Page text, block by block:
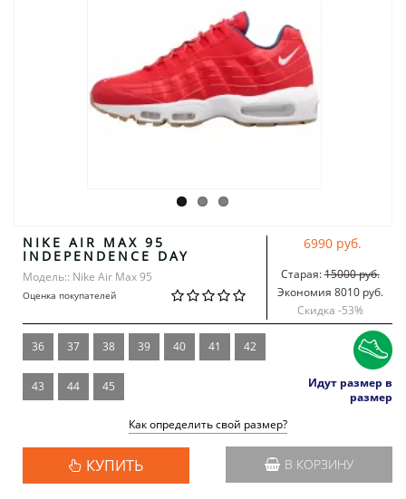
NIKE AIR MAX 95
INDEPENDENCE DAY
Модель:: Nike Air Max 95
Оценка покупателей
6990 руб.
Старая:15000 руб.
Экономия 8010 руб.
Скидка -53%
36 37 38 39 40 41 42
43 44 45
Идут размер в
размер
Как определить свой размер?
КУПИТЬ В КОРЗИНУ